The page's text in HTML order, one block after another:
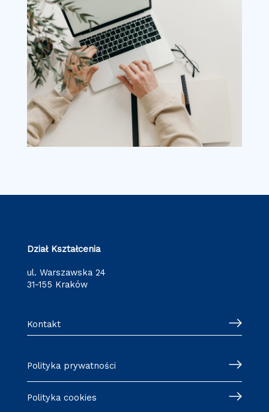
Dział Kształcenia
ul. Warszawska 24
31-155 Kraków
Kontakt
Polityka prywatności
Polityka cookies